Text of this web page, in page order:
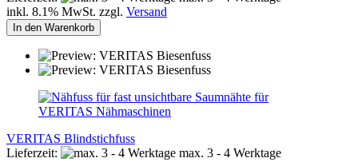
inkl. 8.1% MwSt. zzgl. Versand
In den Warenkorb
VERITAS Blindstichfuss
Lieferzeit:
max. 3 - 4 Werktage